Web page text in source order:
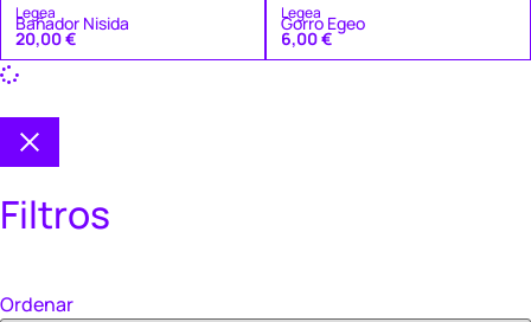
Legea
Bañador Nisida
20,00€
Legea
Gorro Egeo
6,00€
Filtros
Ordenar